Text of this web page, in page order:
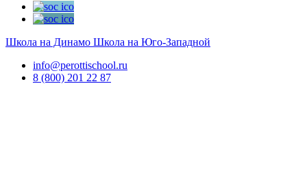
Школа на Динамо Школа на Юго-Западной
info@perottischool.ru
8 (800) 201 22 87